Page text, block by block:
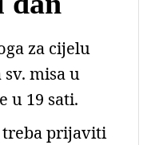
za cijelu
misa u
u 19 sati.
treba prijaviti